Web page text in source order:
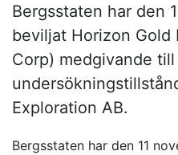
Bergsstaten har den
beviljat Horizon Gold
Corp) medgivande
Exploration AB.
Bergsstaten har den 11